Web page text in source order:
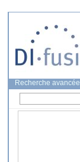
Recherche avancée